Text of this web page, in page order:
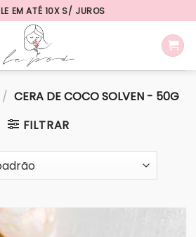
EM ATÉ 10X S/ JUROS
/ CERA DE COCO SOLVEN - 50G
FILTRAR